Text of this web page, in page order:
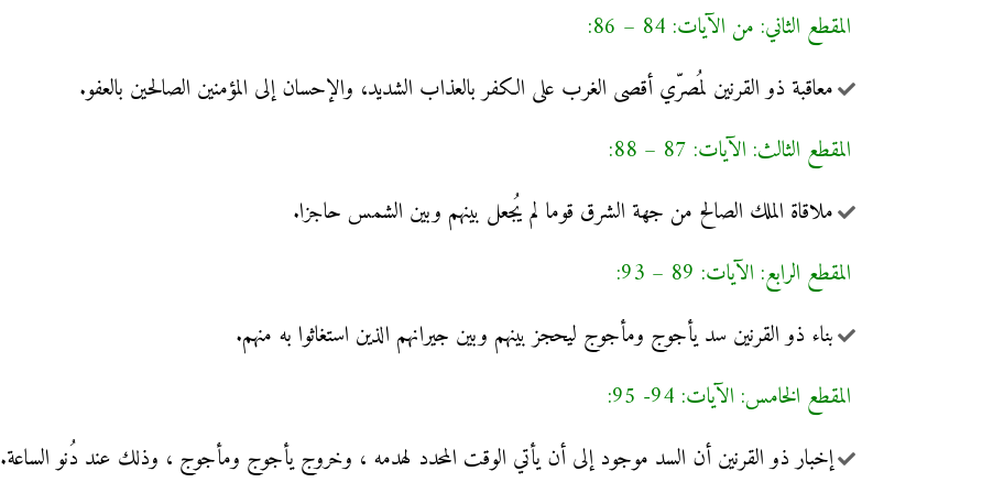
المقطع الثاني: من الآيات: 84 – 86:
معاقبة ذو القرنين لمُصرّي أقصى الغرب على الكفر بالعذاب الشديد، والإحسان إلى المؤمنين الصالحين بالعفو.
المقطع الثالث: الآيات: 87 – 88:
ملاقاة الملك الصالح من جهة الشرق قوما لم يُجعل بينهم وبين الشمس حاجزا.
المقطع الرابع: الآيات: 89 – 93:
بناء ذو القرنين سد يأجوج ومأجوج ليحجز بينهم وبين جيرانهم الذين استغاثوا به منهم.
المقطع الخامس: الآيات: 94- 95:
إخبار ذو القرنين أن السد موجود إلى أن يأتي الوقت المحدد لهدمه ، وخروج يأجوج ومأجوج ، وذلك عند دُنو الساعة.